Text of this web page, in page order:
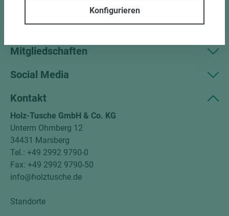
Unternehmen
Mitgliedschaften
Social Media
Kontakt
Holz-Tusche GmbH & Co. KG
Unterm Ohmberg 12
34431 Marsberg
Tel.: +49 2992 9790-0
Fax: +49 2992 9790-50
info@holztusche.de
Standorte
Konfigurieren